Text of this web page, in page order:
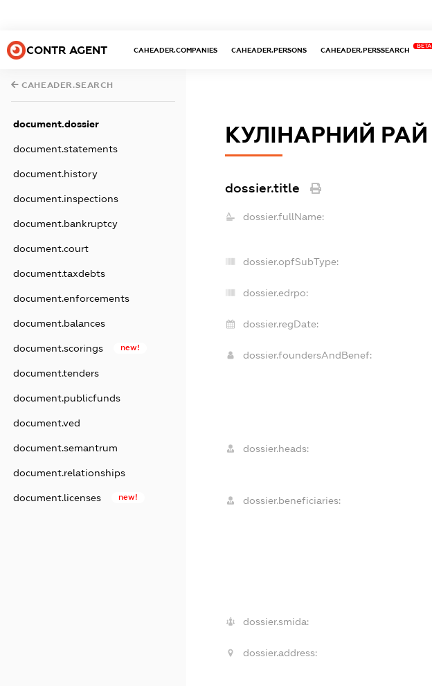
CONTR AGENT CAHEADER.COMPANIES CAHEADER.PERSONS CAHEADER.PERSSEARCH
BETA
CAHEADER.SEARCH
document.dossier
document.statements
document.history
document.inspections
document.bankruptcy
document.court
document.taxdebts
document.enforcements
document.balances
document.scorings new!
document.tenders
document.publicfunds
document.ved
document.semantrum
document.relationships
document.licenses new!
КУЛІНАРНИЙ РАЙ
dossier.title
dossier.fullName:
dossier.opfSubType:
dossier.edrpo:
dossier.regDate:
dossier.foundersAndBenef:
dossier.heads:
dossier.beneficiaries:
dossier.smida:
dossier.address: